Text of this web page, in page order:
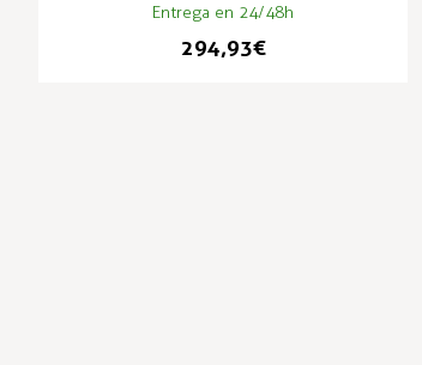
Entrega en 24/48h
294,93 €